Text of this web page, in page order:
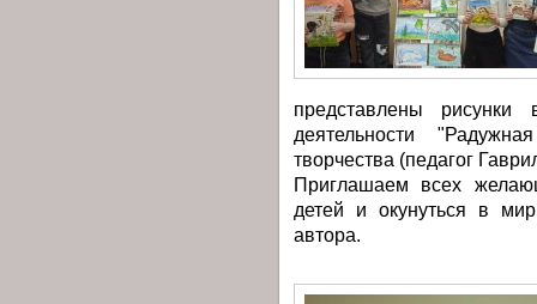
представлены рисунки
деятельности
творчества (педагог
Приглашаем всех
детей и окунуться в
автора.